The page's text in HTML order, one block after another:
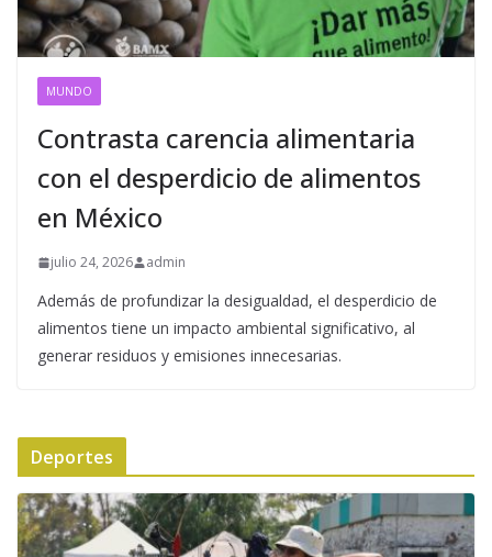
MUNDO
Contrasta carencia alimentaria
con el desperdicio de alimentos
en México
julio 24, 2026 admin
Además de profundizar la desigualdad, el desperdicio de
alimentos tiene un impacto ambiental significativo, al
generar residuos y emisiones innecesarias.
Deportes